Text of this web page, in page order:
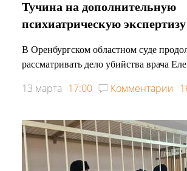
Тучина на дополнительную
психиатрическую экспертизу
В Оренбургском областном суде
рассматривать дело убийства врача
13 марта 17:00 Комментарии